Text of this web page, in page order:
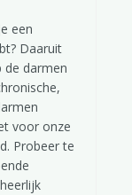
een
Daaruit
darmen
voor onze
Probeer te